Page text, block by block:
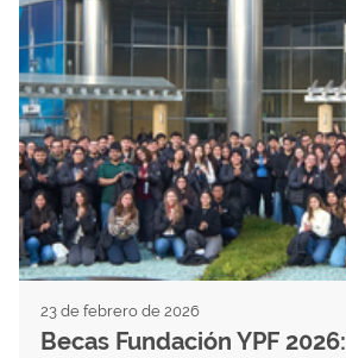
23 de febrero de 2026
Becas Fundación YPF 2026: